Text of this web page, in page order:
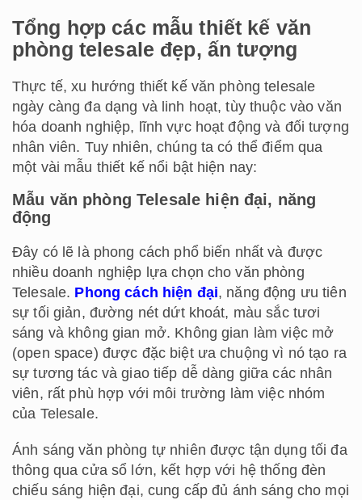
Tổng hợp các mẫu thiết kế văn
phòng telesale đẹp, ấn tượng
Thực tế, xu hướng thiết kế văn phòng telesale
ngày càng đa dạng và linh hoạt, tùy thuộc vào văn
hóa doanh nghiệp, lĩnh vực hoạt động và đối tượng
nhân viên. Tuy nhiên, chúng ta có thể điểm qua
một vài mẫu thiết kế nổi bật hiện nay:
Mẫu văn phòng Telesale hiện đại, năng
động
Đây có lẽ là phong cách phổ biến nhất và được
nhiều doanh nghiệp lựa chọn cho văn phòng
Telesale. Phong cách hiện đại, năng động ưu tiên
sự tối giản, đường nét dứt khoát, màu sắc tươi
sáng và không gian mở. Không gian làm việc mở
(open space) được đặc biệt ưa chuộng vì nó tạo ra
sự tương tác và giao tiếp dễ dàng giữa các nhân
viên, rất phù hợp với môi trường làm việc nhóm
của Telesale.
Ánh sáng văn phòng tự nhiên được tận dụng tối đa
thông qua cửa sổ lớn, kết hợp với hệ thống đèn
chiếu sáng hiện đại, cung cấp đủ ánh sáng cho mọi